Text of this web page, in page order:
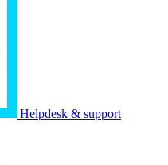
Helpdesk & support